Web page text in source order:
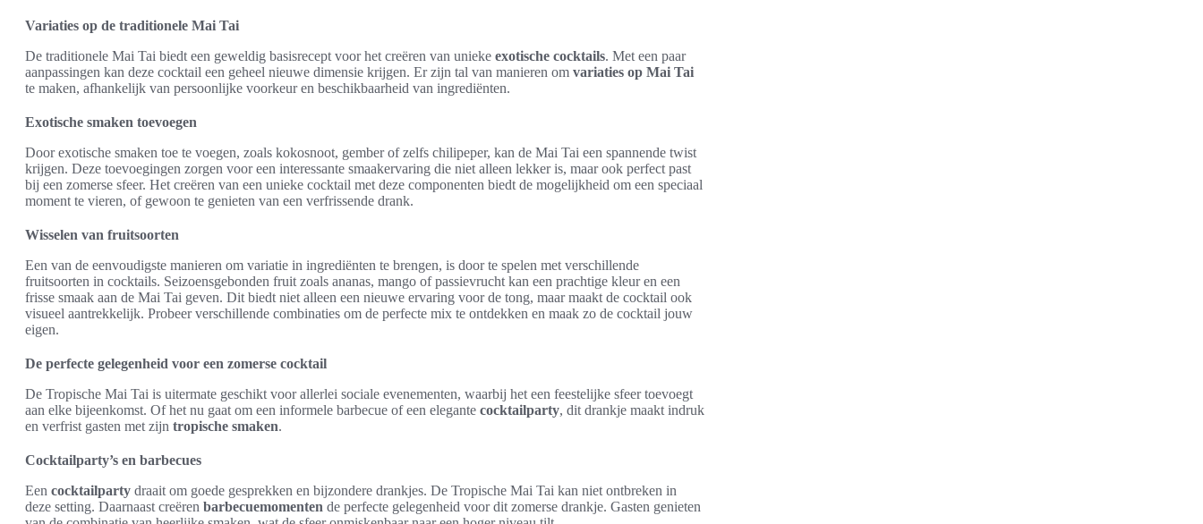
Variaties op de traditionele Mai Tai
De traditionele Mai Tai biedt een geweldig basisrecept voor het creëren van unieke exotische cocktails. Met een paar
aanpassingen kan deze cocktail een geheel nieuwe dimensie krijgen. Er zijn tal van manieren om variaties op Mai Tai
te maken, afhankelijk van persoonlijke voorkeur en beschikbaarheid van ingrediënten.
Exotische smaken toevoegen
Door exotische smaken toe te voegen, zoals kokosnoot, gember of zelfs chilipeper, kan de Mai Tai een spannende twist
krijgen. Deze toevoegingen zorgen voor een interessante smaakervaring die niet alleen lekker is, maar ook perfect past
bij een zomerse sfeer. Het creëren van een unieke cocktail met deze componenten biedt de mogelijkheid om een speciaal
moment te vieren, of gewoon te genieten van een verfrissende drank.
Wisselen van fruitsoorten
Een van de eenvoudigste manieren om variatie in ingrediënten te brengen, is door te spelen met verschillende
fruitsoorten in cocktails. Seizoensgebonden fruit zoals ananas, mango of passievrucht kan een prachtige kleur en een
frisse smaak aan de Mai Tai geven. Dit biedt niet alleen een nieuwe ervaring voor de tong, maar maakt de cocktail ook
visueel aantrekkelijk. Probeer verschillende combinaties om de perfecte mix te ontdekken en maak zo de cocktail jouw
eigen.
De perfecte gelegenheid voor een zomerse cocktail
De Tropische Mai Tai is uitermate geschikt voor allerlei sociale evenementen, waarbij het een feestelijke sfeer toevoegt
aan elke bijeenkomst. Of het nu gaat om een informele barbecue of een elegante cocktailparty, dit drankje maakt indruk
en verfrist gasten met zijn tropische smaken.
Cocktailparty’s en barbecues
Een cocktailparty draait om goede gesprekken en bijzondere drankjes. De Tropische Mai Tai kan niet ontbreken in
deze setting. Daarnaast creëren barbecuemomenten de perfecte gelegenheid voor dit zomerse drankje. Gasten genieten